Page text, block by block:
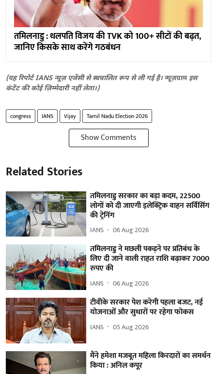
तमिलनाडु : थलपति विजय की TVK को 100+ सीटों की बढ़त,
जानिए किसके साथ करेंगे गठबंधन
(यह रिपोर्ट IANS न्यूज़ एजेंसी से स्वचालित रूप से ली गई है।न्यूज़ग्राम इस
कंटेंट की कोई ज़िम्मेदारी नहीं लेता।)
congress IANS Vijay Tamil Nadu Election 2026
Show Comments
Related Stories
तमिलनाडु सरकार का बड़ा कदम, 22500
लोगों को दी जाएगी इलेक्ट्रिक वाहन सर्विसिंग
की ट्रेनिंग
IANS 06 Aug 2026
तमिलनाडु ने मछली पकड़ने पर प्रतिबंध के
लिए दी जाने वाली राहत राशि बढ़ाकर 7000
रुपए की
IANS 06 Aug 2026
टीवीके सरकार पेश करेगी पहला बजट, नई
योजनाओं और सुधारों पर रहेगा फोकस
IANS 05 Aug 2026
मैंने हमेशा मजबूत महिला किरदारों का समर्थन
किया : अनिल कपूर